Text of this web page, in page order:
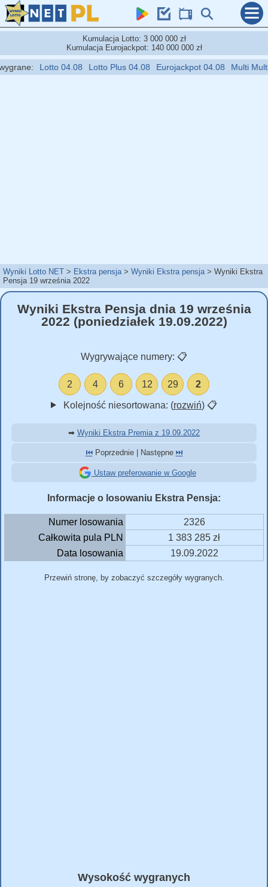
Kumulacja Lotto: 3 000 000 zł
Kumulacja Eurojackpot: 140 000 000 zł
Lotto 04.08 Lotto Plus 04.08 Eurojackpot 04.08 Multi Multi
Wyniki Lotto NET Ekstra pensja Wyniki Ekstra pensja
Wyniki Ekstra
Pensja 19 września 2022
Wyniki Ekstra Pensja dnia 19 września
2022 (poniedziałek 19.09.2022)
Wygrywające numery: 📋
2 4 6 12 29 2
Kolejność niesortowana: (rozwiń) 📋
➡ Wyniki Ekstra Premia z 19.09.2022
⏮️Poprzednie | Następne ⏭️
Ustaw preferowanie w Google
Informacje o losowaniu Ekstra Pensja:
Numer losowania
2326
Całkowita pula PLN
1 383 285 zł
Data losowania
19.09.2022
Przewiń stronę, by zobaczyć szczegóły wygranych.
Wysokość wygranych